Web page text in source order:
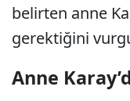
belirten anne
gerektiğini
Anne